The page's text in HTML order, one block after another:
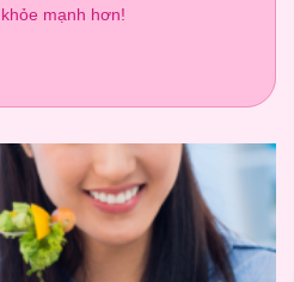
mạnh hơn!